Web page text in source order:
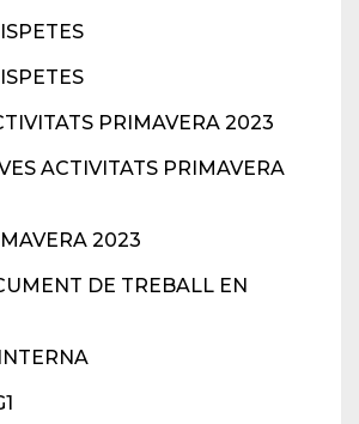
PRIMAVERA 2023
ACTIVITATS PRIMAVERA
2023
DE TREBALL EN